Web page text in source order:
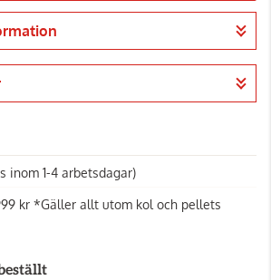
Gå till kassan
inom 1-4 arbetsdagar)
kr *Gäller allt utom kol och pellets